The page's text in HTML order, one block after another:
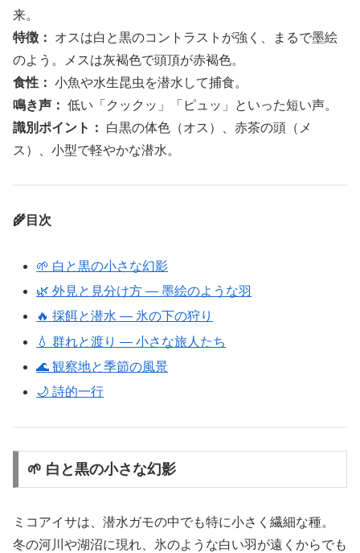
来。
特徴：
オスは白と黒のコントラストが強く、まるで墨絵
のよう。メスは灰褐色で頭頂が赤褐色。
食性： 小魚や水生昆虫を潜水して捕食。
鳴き声： 低い「クックッ」「ピュッ」といった短い声。
識別ポイント：
白黒の体色（オス）、赤茶の頭（メ
ス）、小型で軽やかな潜水。
🌾目次
🌱 白と黒の小さな幻影
🌿 外見と見分け方 ― 墨絵のような羽
🔥 採餌と潜水 ― 氷の下の狩り
💧 群れと渡り ― 小さな旅人たち
🌊 観察地と季節の風景
🌙 詩的一行
🌱 白と黒の小さな幻影
ミコアイサは、潜水ガモの中でも特に小さく繊細な種。
冬の河川や湖沼に現れ、氷のような白い羽が遠くからでも